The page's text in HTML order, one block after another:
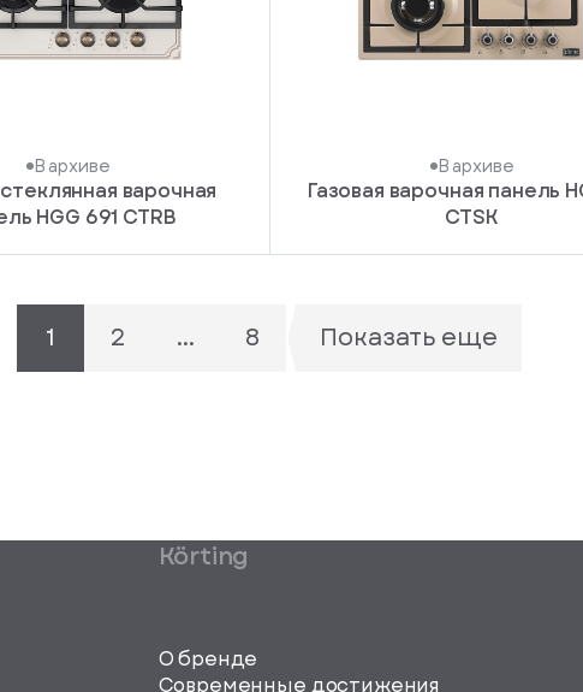
В архиве
варочная
HGG 691 CTRB
В архиве
Газовая варочная панель
CTSK
1 2 ... 8 Показать еще
Körting
О бренде
Современные достижения